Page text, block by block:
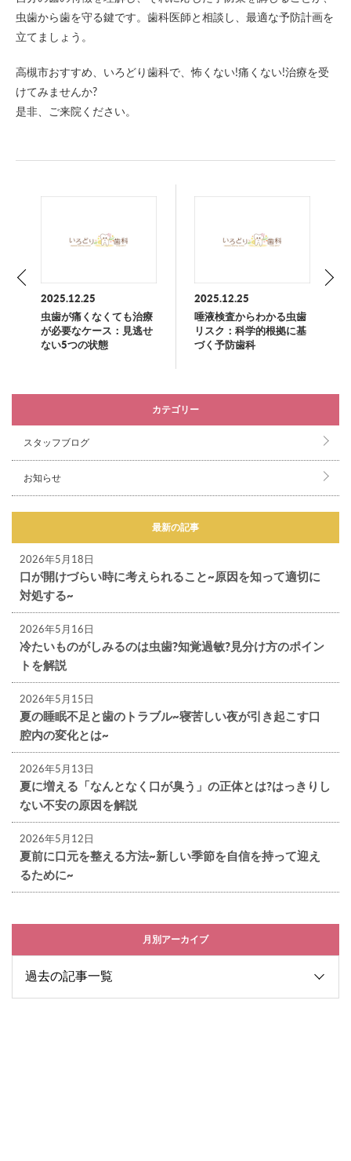
虫歯から歯を守る鍵です。歯科医師と相談し、最適な予防計画を
立てましょう。
高槻市おすすめ、いろどり歯科で、怖くない!痛くない!治療を受
けてみませんか?
是非、ご来院ください。
2025.12.25
虫歯が痛くなくても治療
が必要なケース：見逃せ
ない5つの状態
2025.12.25
唾液検査からわかる虫歯
リスク：科学的根拠に基
づく予防歯科
カテゴリー
スタッフブログ
お知らせ
最新の記事
2026年5月18日
口が開けづらい時に考えられること~原因を知って適切に
対処する~
2026年5月16日
冷たいものがしみるのは虫歯?知覚過敏?見分け方のポイン
トを解説
2026年5月15日
夏の睡眠不足と歯のトラブル~寝苦しい夜が引き起こす口
腔内の変化とは~
2026年5月13日
夏に増える「なんとなく口が臭う」の正体とは?はっきりし
ない不安の原因を解説
2026年5月12日
夏前に口元を整える方法~新しい季節を自信を持って迎え
るために~
月別アーカイブ